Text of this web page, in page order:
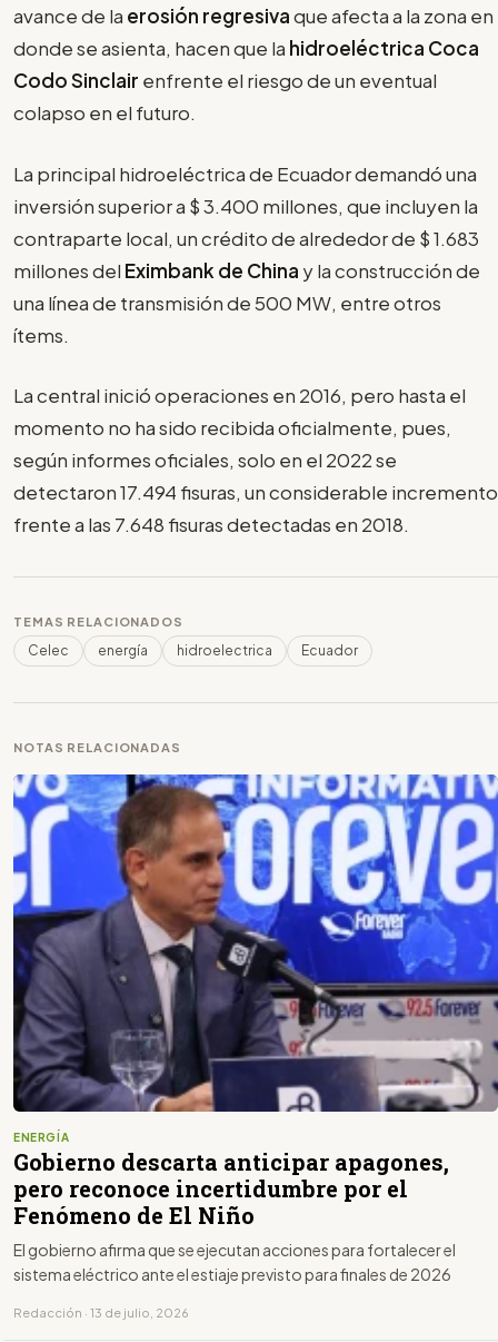
avance de la erosión regresivaque afecta a la zona en
donde se asienta, hacen que la hidroeléctrica Coca
Codo Sinclair enfrente el riesgo de un eventual
colapso en el futuro.
La principal hidroeléctrica de Ecuador demandó una
inversión superior a $ 3.400 millones, que incluyen la
contraparte local, un crédito de alrededor de $ 1.683
millones del Eximbank de China y la construcción de
una línea de transmisión de 500 MW, entre otros
ítems.
La central inició operaciones en 2016, pero hasta el
momento no ha sido recibida oficialmente, pues,
según informes oficiales, solo en el 2022 se
detectaron 17.494 fisuras, un considerable incremento
frente a las 7.648 fisuras detectadas en 2018.
TEMAS RELACIONADOS
Celec energía hidroelectrica Ecuador
NOTAS RELACIONADAS
ENERGÍA
Gobierno descarta anticipar apagones,
pero reconoce incertidumbre por el
Fenómeno de El Niño
El gobierno afirma que se ejecutan acciones para fortalecer el
sistema eléctrico ante el estiaje previsto para finales de 2026
Redacción · 13 de julio, 2026